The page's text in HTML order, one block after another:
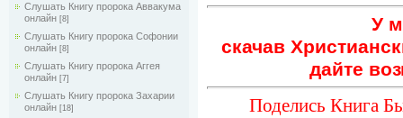
Слушать Книгу пророка Аввакума
онлайн [8]
Слушать Книгу пророка Софонии
онлайн [8]
Слушать Книгу пророка Аггея
онлайн [7]
Слушать Книгу пророка Захарии
онлайн [18]
У
скачав
дайте
Поделись Книга